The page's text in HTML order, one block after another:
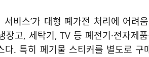
비스’가 대형 폐가전 처리에 어려
고, 세탁기, TV 등 폐전기·전자제
. 특히 폐기물 스티커를 별도로 구